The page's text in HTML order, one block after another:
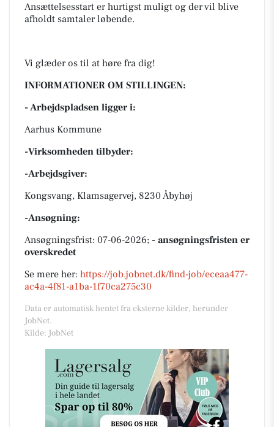
Ansættelsesstart er hurtigst muligt og der vil blive
afholdt samtaler løbende.
Vi glæder os til at høre fra dig!
INFORMATIONER OM STILLINGEN:
- Arbejdspladsen ligger i:
Aarhus Kommune
-Virksomheden tilbyder:
-Arbejdsgiver:
Kongsvang, Klamsagervej, 8230 Åbyhøj
-Ansøgning:
Ansøgningsfrist: 07-06-2026; - ansøgningsfristen er
overskredet
Se mere her: https://job.jobnet.dk/find-job/eceaa477-
ac4a-4f81-a1ba-1f70ca275c30
Data er automatisk hentet fra eksterne kilder, herunder
JobNet.
Kilde: JobNet